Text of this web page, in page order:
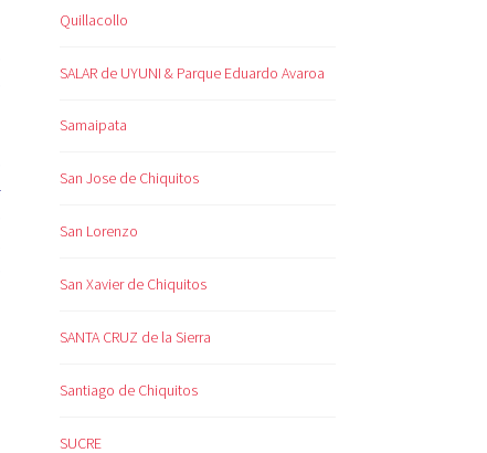
Quillacollo
SALAR de UYUNI & Parque Eduardo Avaroa
Samaipata
San Jose de Chiquitos
San Lorenzo
San Xavier de Chiquitos
SANTA CRUZ de la Sierra
Santiago de Chiquitos
SUCRE